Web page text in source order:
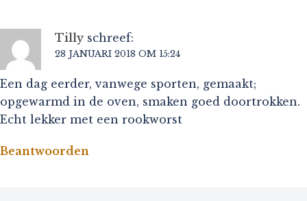
Tilly schreef:
28 JANUARI 2018 OM 15:24
Een dag eerder, vanwege sporten, gemaakt;
opgewarmd in de oven, smaken goed doortrokken.
Echt lekker met een rookworst
Beantwoorden